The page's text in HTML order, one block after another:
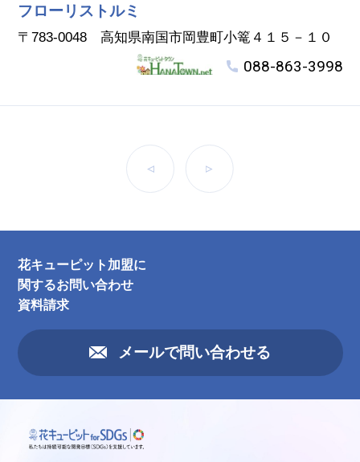
フローリストルミ
〒783-0048 高知県南国市岡豊町小篭４１５－１０
088-863-3998
前へ 次へ
花キューピット加盟に
関するお問い合わせ
資料請求
メールで問い合わせる